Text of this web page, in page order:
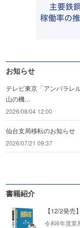
お知らせ
テレビ東京「アンパラ
山の機...
2026/08/04 12:00
仙台支局移転のお知ら
2026/07/21 09:37
書籍紹介
【12/2発
令和6年度業